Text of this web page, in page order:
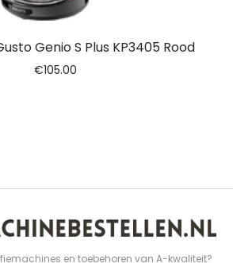
Genio S Plus KP3405 Rood
€105.00
en toebehoren van A-kwaliteit?